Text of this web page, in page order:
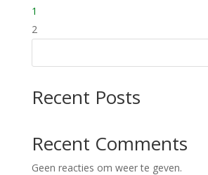
1
2
Recent Posts
Recent Comments
Geen reacties om weer te geven.